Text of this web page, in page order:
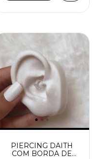
PIERCING DAITH
COM BORDA DE